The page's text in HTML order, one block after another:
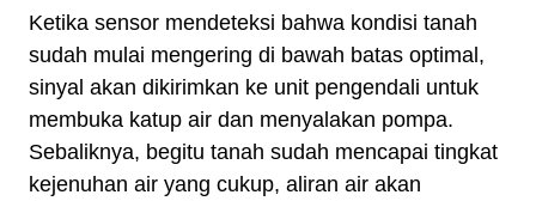
Ketika sensor mendeteksi bahwa kondisi tanah
sudah mulai mengering di bawah batas optimal,
sinyal akan dikirimkan ke unit pengendali untuk
membuka katup air dan menyalakan pompa.
Sebaliknya, begitu tanah sudah mencapai tingkat
kejenuhan air yang cukup, aliran air akan